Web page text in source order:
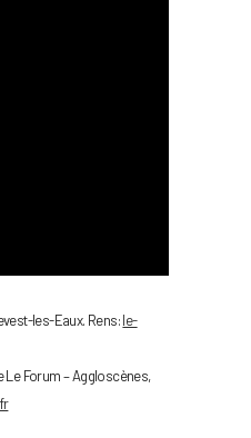
les-Eaux. Rens:le-
Le Forum – Aggloscènes,